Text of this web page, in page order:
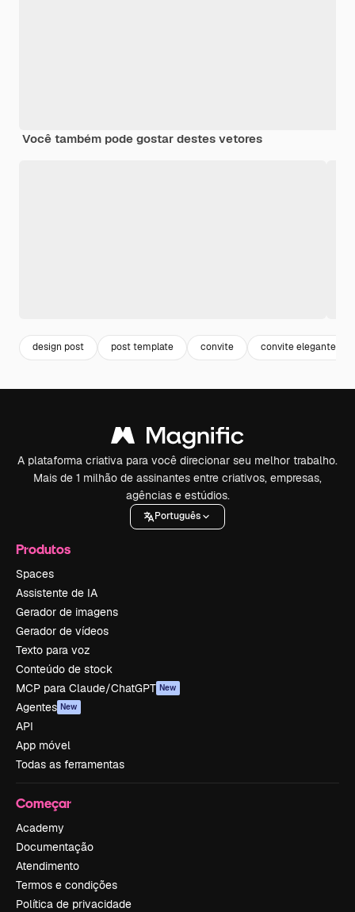
Você também pode gostar destes vetores
design post post template convite convite elegante
A plataforma criativa para você direcionar seu melhor trabalho.
Mais de 1 milhão de assinantes entre criativos, empresas,
agências e estúdios.
Português
Produtos
Spaces
Assistente de IA
Gerador de imagens
Gerador de vídeos
Texto para voz
Conteúdo de stock
MCP para Claude/ChatGPT New
Agentes New
API
App móvel
Todas as ferramentas
Começar
Academy
Documentação
Atendimento
Termos e condições
Política de privacidade